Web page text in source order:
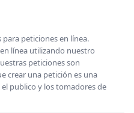
peticiones en línea.
línea utilizando nuestro
peticiones son
crear una petición es una
publico y los tomadores de